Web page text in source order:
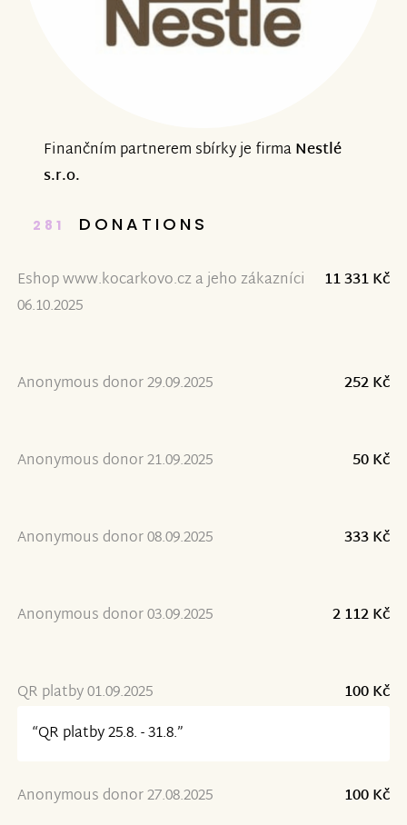
Finančním partnerem sbírky je firmaNestlé
s.r.o.
281 DONATIONS
Eshop www.kocarkovo.cz a jeho zákazníci
06.10.2025
11 331 Kč
Anonymous donor 29.09.2025 252 Kč
Anonymous donor 21.09.2025 50 Kč
Anonymous donor 08.09.2025 333 Kč
Anonymous donor 03.09.2025 2 112 Kč
QR platby 01.09.2025
100 Kč
“QR platby 25.8. - 31.8.”
Anonymous donor 27.08.2025 100 Kč